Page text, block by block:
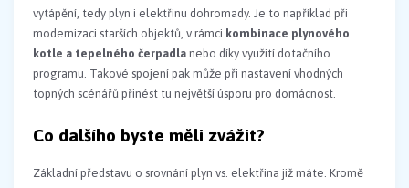
vytápění, tedy plyn i elektřinu dohromady. Je to například při
modernizaci starších objektů, v rámci kombinace plynového
kotle a tepelného čerpadlanebo díky využití dotačního
programu. Takové spojení pak může při nastavení vhodných
topných scénářů přinést tu největší úsporu pro domácnost.
Co dalšího byste měli zvážit?
Základní představu o srovnání plyn vs. elektřina již máte. Kromě